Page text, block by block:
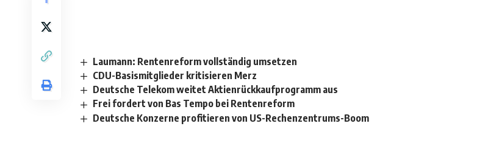
Laumann: Rentenreform vollständig umsetzen
CDU-Basismitglieder kritisieren Merz
Deutsche Telekom weitet Aktienrückkaufprogramm aus
Frei fordert von Bas Tempo bei Rentenreform
Deutsche Konzerne profitieren von US-Rechenzentrums-Boom